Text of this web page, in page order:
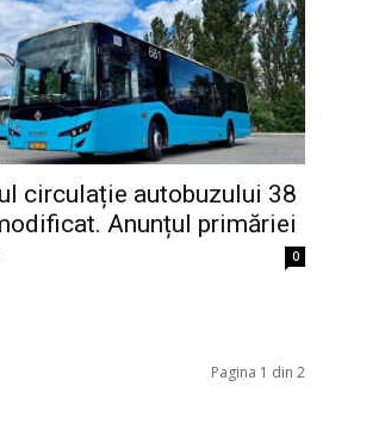
circulație autobuzului 38
Anunțul primăriei
0
Pagina 1 din 2